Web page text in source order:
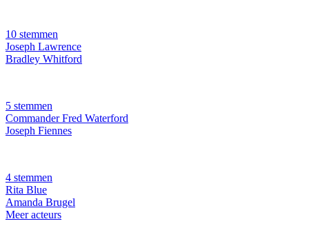
10 stemmen
Joseph Lawrence
Bradley Whitford
5 stemmen
Commander Fred Waterford
Joseph Fiennes
4 stemmen
Rita Blue
Amanda Brugel
Meer acteurs